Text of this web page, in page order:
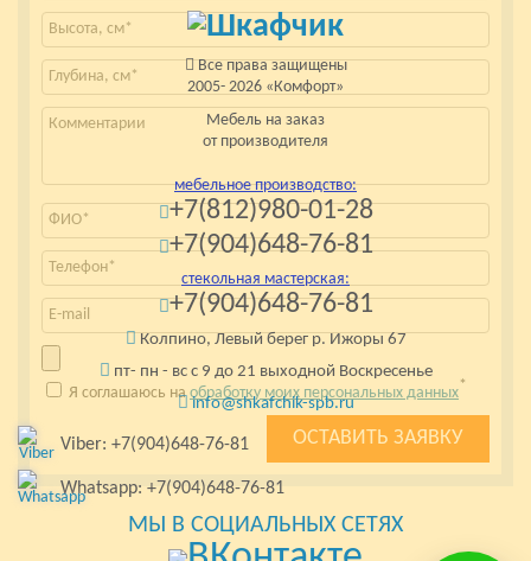
Я соглашаюсь наобработку моих персональных данных*
Все права защищены
2005- 2026 «Комфорт»
Мебель на заказ
от производителя
мебельное производство:
+7(812)980-01-28
+7(904)648-76-81
стекольная мастерская:
+7(904)648-76-81
Колпино, Левый берег р. Ижоры 67
пт- пн - вс с 9 до 21 выходной Воскресенье
info@shkafchik-spb.ru
Viber: +7(904)648-76-81
Whatsapp: +7(904)648-76-81
МЫ В СОЦИАЛЬНЫХ СЕТЯХ